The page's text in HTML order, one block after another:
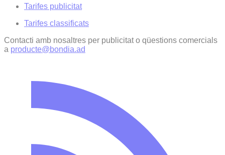
Tarifes publicitat
Tarifes classificats
Contacti amb nosaltres per publicitat o qüestions comercials
a producte@bondia.ad